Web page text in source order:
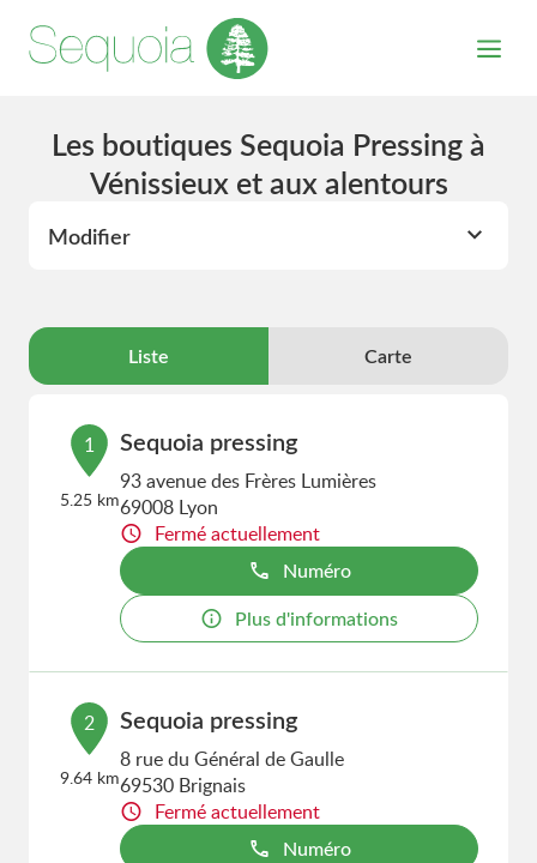
Les boutiques Sequoia Pressing à
Vénissieux et aux alentours
Modifier
Liste Carte
1
5.25 km
Sequoia pressing
93 avenue des Frères Lumières
69008 Lyon
Fermé actuellement
Numéro
Plus d'informations
2
9.64 km
Sequoia pressing
8 rue du Général de Gaulle
69530 Brignais
Fermé actuellement
Numéro